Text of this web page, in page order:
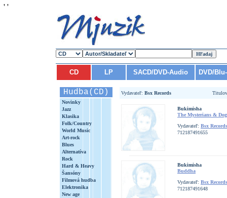
' '
CD LP SACD/DVD-Audio DVD/
Hudba(CD)
Novinky
Jazz
Klasika
Folk/Country
World Music
Art-rock
Blues
Alternatíva
Rock
Hard & Heavy
Šansóny
Filmová hudba
Elektronika
New age
Vydavateľ: Bsx Records
Bukimisha
The Mysterians &
Vydavateľ: Bsx Records
712187491655
Bukimisha
Buddha
Vydavateľ: Bsx Records
712187491648